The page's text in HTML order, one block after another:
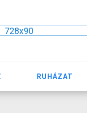
728x90
RUHÁZAT